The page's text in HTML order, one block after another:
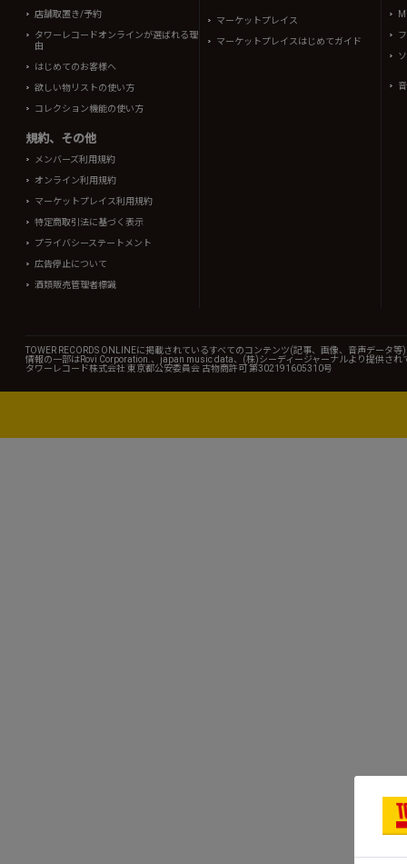
店舗取置き/予約
タワーレコードオンラインが選ばれる理
由
はじめてのお客様へ
欲しい物リストの使い方
コレクション機能の使い方
規約、その他
メンバーズ利用規約
オンライン利用規約
マーケットプレイス利用規約
特定商取引法に基づく表示
プライバシーステートメント
広告停止について
酒類販売管理者標識
マーケットプレイス
マーケットプレイスはじめてガイド
TOWER RECORDS ONLINEに掲載されているすべてのコンテンツ(記事、画像、音声デー
情報の一部はRovi Corporation.、japan music data、(株)シーディージャーナルより提供され
タワーレコード株式会社 東京都公安委員会 古物商許可 第302191605310号